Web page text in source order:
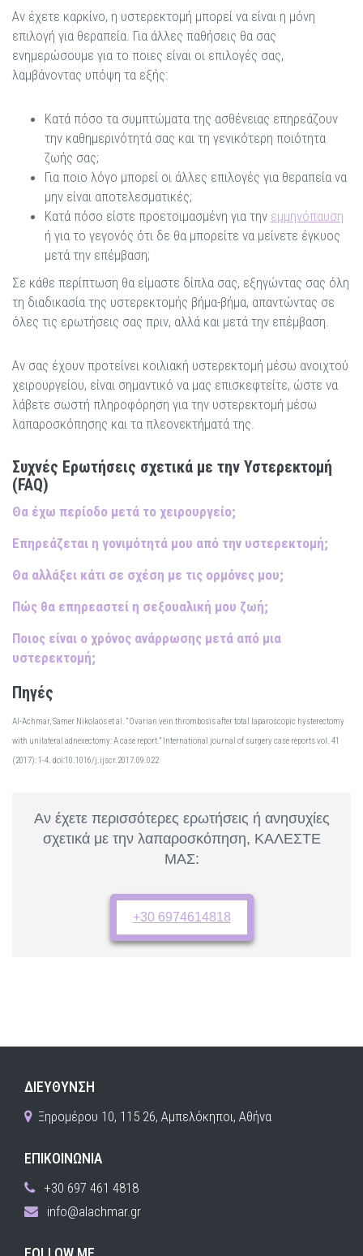
Αν έχετε καρκίνο, η υστερεκτομή μπορεί να είναι η μόνη
επιλογή για θεραπεία. Για άλλες παθήσεις θα σας
ενημερώσουμε για το ποιες είναι οι επιλογές σας,
λαμβάνοντας υπόψη τα εξής:
Κατά πόσο τα συμπτώματα της ασθένειας επηρεάζουν
την καθημερινότητά σας και τη γενικότερη ποιότητα
ζωής σας;
Για ποιο λόγο μπορεί οι άλλες επιλογές για θεραπεία να
μην είναι αποτελεσματικές;
Κατά πόσο είστε προετοιμασμένη για την εμμηνόπαυση
ή για το γεγονός ότι δε θα μπορείτε να μείνετε έγκυος
μετά την επέμβαση;
Σε κάθε περίπτωση θα είμαστε δίπλα σας, εξηγώντας σας όλη
τη διαδικασία της υστερεκτομής βήμα-βήμα, απαντώντας σε
όλες τις ερωτήσεις σας πριν, αλλά και μετά την επέμβαση.
Αν σας έχουν προτείνει κοιλιακή υστερεκτομή μέσω ανοιχτού
χειρουργείου, είναι σημαντικό να μας επισκεφτείτε, ώστε να
λάβετε σωστή πληροφόρηση για την υστερεκτομή μέσω
λαπαροσκόπησης και τα πλεονεκτήματά της.
Συχνές Ερωτήσεις σχετικά με την Υστερεκτομή
(FAQ)
Θα έχω περίοδο μετά το χειρουργείο;
Επηρεάζεται η γονιμότητά μου από την υστερεκτομή;
Θα αλλάξει κάτι σε σχέση με τις ορμόνες μου;
Πώς θα επηρεαστεί η σεξουαλική μου ζωή;
Ποιος είναι ο χρόνος ανάρρωσης μετά από μια
υστερεκτομή;
Πηγές
Al-Αchmar, Samer Nikolaos et al. “Ovarian vein thrombosis after total laparoscopic hysterectomy
with unilateral adnexectomy: A case report.” International journal of surgery case reports vol. 41
(2017): 1-4. doi:10.1016/j.ijscr.2017.09.022
Αν έχετε περισσότερες ερωτήσεις ή ανησυχίες
σχετικά με την λαπαροσκόπηση, ΚΑΛΕΣΤΕ
ΜΑΣ:
+30 6974614818
ΔΙΕΥΘΥΝΣΗ
Ξηρομέρου 10, 115 26, Αμπελόκηποι, Αθήνα
ΕΠΙΚΟΙΝΩΝΙΑ
+30 697 461 4818
info@alachmar.gr